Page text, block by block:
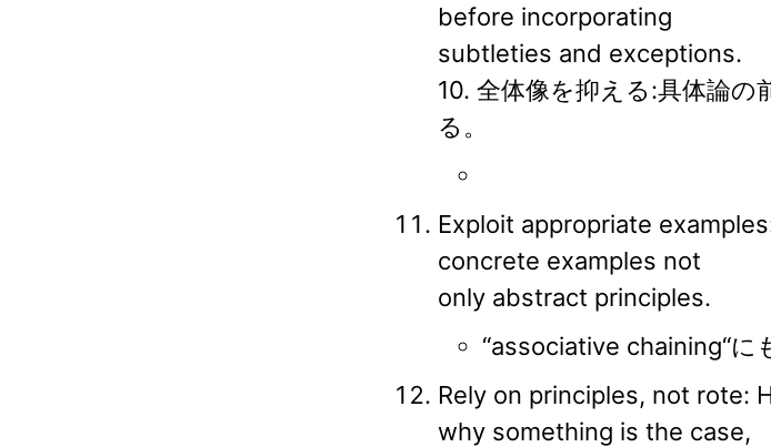
before incorporating
subtleties and exceptions.
10. 全体像を抑える:具体論の
る。
Exploit appropriate
concrete examples not
only abstract principles.
“associative chaining“に
Rely on principles, not rote:
why something is the case,